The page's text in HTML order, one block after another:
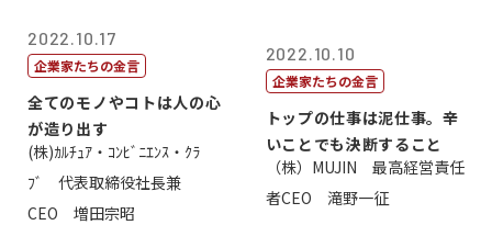
2022.10.17
企業家たちの金言
全てのモノやコトは人の心
が造り出す
(株)ｶﾙﾁｭｱ・ｺﾝﾋﾞﾆｴﾝｽ・ｸﾗ
ﾌﾞ 代表取締役社長兼
CEO 増田宗昭
2022.10.10
企業家たちの金言
トップの仕事は泥仕事。辛
いことでも決断すること
（株）MUJIN 最高経営責任
者CEO 滝野一征